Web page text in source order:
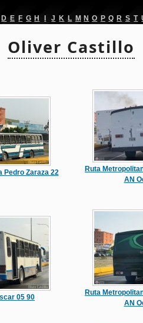
D E F G H J K L M N O P Q R S T
Oliver Castillo
Pedro Zaraza 22
Ruta
AN
05 90
Ruta
AN